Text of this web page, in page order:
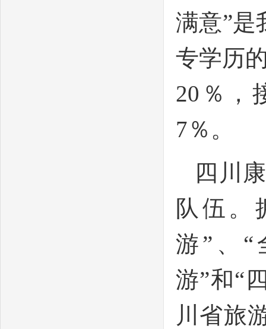
满意”是
专学历
20％，
7％。
四川
队伍。
游”、“
游”和“
川省旅